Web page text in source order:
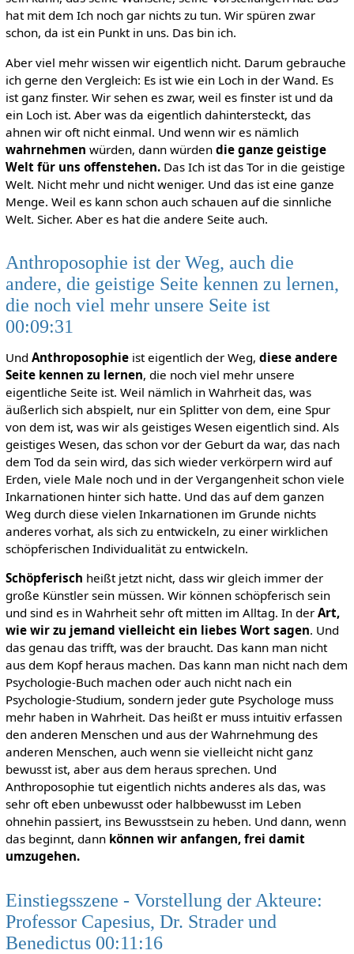
hat mit dem Ich noch gar nichts zu tun. Wir spüren zwar
schon, da ist ein Punkt in uns. Das bin ich.
Aber viel mehr wissen wir eigentlich nicht. Darum gebrauche
ich gerne den Vergleich: Es ist wie ein Loch in der Wand. Es
ist ganz finster. Wir sehen es zwar, weil es finster ist und da
ein Loch ist. Aber was da eigentlich dahintersteckt, das
ahnen wir oft nicht einmal. Und wenn wir es nämlich
wahrnehmen würden, dann würden die ganze geistige
Welt für uns offenstehen.Das Ich ist das Tor in die geistige
Welt. Nicht mehr und nicht weniger. Und das ist eine ganze
Menge. Weil es kann schon auch schauen auf die sinnliche
Welt. Sicher. Aber es hat die andere Seite auch.
Anthroposophie ist der Weg, auch die
andere, die geistige Seite kennen zu lernen,
die noch viel mehr unsere Seite ist
00:09:31
Und Anthroposophieist eigentlich der Weg, diese andere
Seite kennen zu lernen, die noch viel mehr unsere
eigentliche Seite ist. Weil nämlich in Wahrheit das, was
äußerlich sich abspielt, nur ein Splitter von dem, eine Spur
von dem ist, was wir als geistiges Wesen eigentlich sind. Als
geistiges Wesen, das schon vor der Geburt da war, das nach
dem Tod da sein wird, das sich wieder verkörpern wird auf
Erden, viele Male noch und in der Vergangenheit schon viele
Inkarnationen hinter sich hatte. Und das auf dem ganzen
Weg durch diese vielen Inkarnationen im Grunde nichts
anderes vorhat, als sich zu entwickeln, zu einer wirklichen
schöpferischen Individualität zu entwickeln.
Schöpferisch heißt jetzt nicht, dass wir gleich immer der
große Künstler sein müssen. Wir können schöpferisch sein
und sind es in Wahrheit sehr oft mitten im Alltag. In der Art,
wie wir zu jemand vielleicht ein liebes Wort sagen. Und
das genau das trifft, was der braucht. Das kann man nicht
aus dem Kopf heraus machen. Das kann man nicht nach dem
Psychologie-Buch machen oder auch nicht nach ein
Psychologie-Studium, sondern jeder gute Psychologe muss
mehr haben in Wahrheit. Das heißt er muss intuitiv erfassen
den anderen Menschen und aus der Wahrnehmung des
anderen Menschen, auch wenn sie vielleicht nicht ganz
bewusst ist, aber aus dem heraus sprechen. Und
Anthroposophie tut eigentlich nichts anderes als das, was
sehr oft eben unbewusst oder halbbewusst im Leben
ohnehin passiert, ins Bewusstsein zu heben. Und dann, wenn
das beginnt, dann können wir anfangen, frei damit
umzugehen.
Einstiegsszene - Vorstellung der Akteure:
Professor Capesius, Dr. Strader und
Benedictus 00:11:16